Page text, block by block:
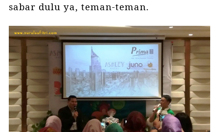
sabar dulu ya, teman-teman.